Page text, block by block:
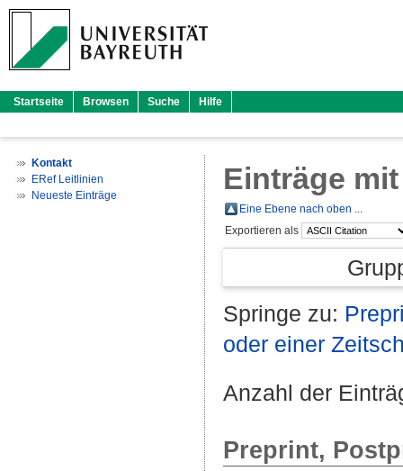
Startseite Browsen Suche Hilfe
Kontakt
ERef Leitlinien
Neueste Einträge
Einträge
Eine Ebene nach oben ...
Exportieren als
Springe zu:
oder einer
Anzahl der
Preprint,